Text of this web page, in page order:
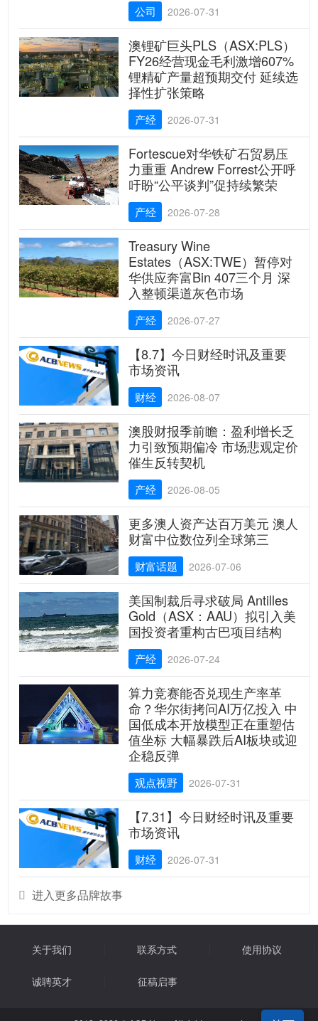
公司 2026-07-31
澳锂矿巨头PLS（ASX:PLS）
FY26经营现金毛利激增607%
锂精矿产量超预期交付 延续选
择性扩张策略
产经 2026-07-31
Fortescue对华铁矿石贸易压
力重重 Andrew Forrest公开呼
吁盼“公平谈判”促持续繁荣
产经 2026-07-28
Treasury Wine
Estates（ASX:TWE）暂停对
华供应奔富Bin 407三个月 深
入整顿渠道灰色市场
产经 2026-07-27
【8.7】今日财经时讯及重要
市场资讯
财经 2026-08-07
澳股财报季前瞻：盈利增长乏
力引致预期偏冷 市场悲观定价
催生反转契机
产经 2026-08-05
更多澳人资产达百万美元 澳人
财富中位数位列全球第三
财富话题 2026-07-06
美国制裁后寻求破局 Antilles
Gold（ASX：AAU）拟引入美
国投资者重构古巴项目结构
产经 2026-07-24
算力竞赛能否兑现生产率革
命？华尔街拷问AI万亿投入 中
国低成本开放模型正在重塑估
值坐标 大幅暴跌后AI板块或迎
企稳反弹
观点视野 2026-07-31
【7.31】今日财经时讯及重要
市场资讯
财经 2026-07-31
 进入更多品牌故事
关于我们 联系方式 使用协议
诚聘英才 征稿启事